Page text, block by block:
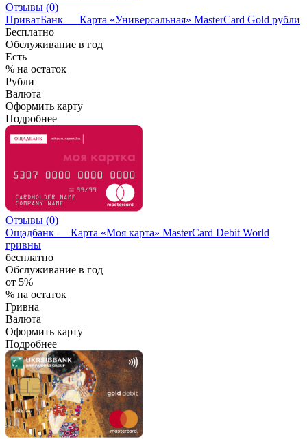
Отзывы (0)
ПриватБанк — Карта «Универсальная» MasterCard Gold рубли
Бесплатно
Обслуживание в год
Есть
% на остаток
Рубли
Валюта
Оформить карту
Подробнее
Отзывы (0)
Ощадбанк — Карта «Моя карта» MasterCard Debit World
гривны
бесплатно
Обслуживание в год
от 5%
% на остаток
Гривна
Валюта
Оформить карту
Подробнее